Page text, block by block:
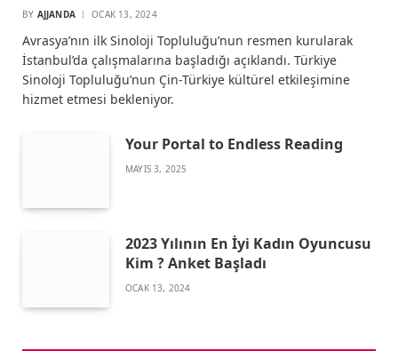
BY AJJANDA OCAK 13, 2024
Avrasya’nın ilk Sinoloji Topluluğu’nun resmen kurularak
İstanbul’da çalışmalarına başladığı açıklandı. Türkiye
Sinoloji Topluluğu’nun Çin-Türkiye kültürel etkileşimine
hizmet etmesi bekleniyor.
Your Portal to Endless Reading
MAYIS 3, 2025
2023 Yılının En İyi Kadın Oyuncusu
Kim ? Anket Başladı
OCAK 13, 2024